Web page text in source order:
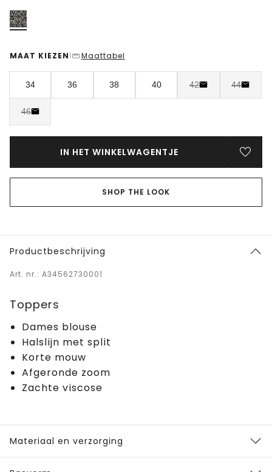
MAAT KIEZEN | Maattabel
34 36 38 40 42 44
46
IN HET WINKELWAGENTJE
SHOP THE LOOK
Productbeschrijving
Art. nr.: A34562730001
Toppers
Dames blouse
Halslijn met split
Korte mouw
Afgeronde zoom
Zachte viscose
Materiaal en verzorging